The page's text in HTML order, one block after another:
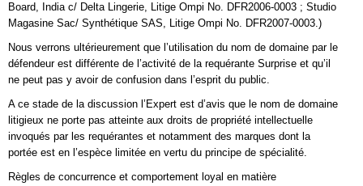
Board, India c/ Delta Lingerie, Litige Ompi No. DFR2006-0003 ; Studio
Magasine Sac/ Synthétique SAS, Litige Ompi No. DFR2007-0003.)
Nous verrons ultérieurement que l’utilisation du nom de domaine par le
défendeur est différente de l’activité de la requérante Surprise et qu’il
ne peut pas y avoir de confusion dans l’esprit du public.
A ce stade de la discussion l’Expert est d’avis que le nom de domaine
litigieux ne porte pas atteinte aux droits de propriété intellectuelle
invoqués par les requérantes et notamment des marques dont la
portée est en l’espèce limitée en vertu du principe de spécialité.
Règles de concurrence et comportement loyal en matière